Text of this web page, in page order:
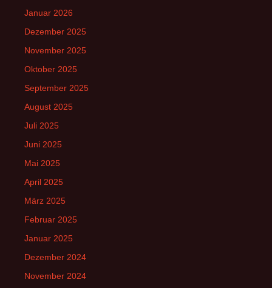
Januar 2026
Dezember 2025
November 2025
Oktober 2025
September 2025
August 2025
Juli 2025
Juni 2025
Mai 2025
April 2025
März 2025
Februar 2025
Januar 2025
Dezember 2024
November 2024